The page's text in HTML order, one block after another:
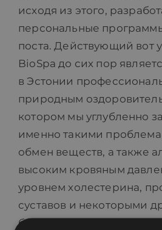
исходя из этого,
персональные
поста. Действующий вот
BioSpa до сих пор
в Эстонии
природным
котором мы углубленно
именно такими
обмен веществ, а также
высоким кровяным
уровнем холестерина,
суставов и некоторыми
болезнями.